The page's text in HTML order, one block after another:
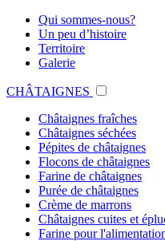
Qui sommes-nous?
Un peu d’histoire
Territoire
Galerie
CHÂTAIGNES
Châtaignes fraîches
Châtaignes séchées
Pépites de châtaignes
Flocons de châtaignes
Farine de châtaignes
Purée de châtaignes
Crème de marrons
Châtaignes cuites et
Farine pour